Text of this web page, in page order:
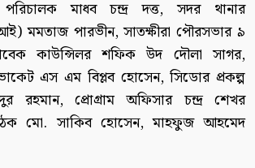
পরিচালক মাধব চন্দ্র দত্ত, সদর থানার
মমতাজ পারভীন, সাতক্ষীরা পৌরসভার ৯
কাউন্সিলর শফিক উদ দৌলা সাগর,
এস এম বিপ্লব হোসেন, সিডোর প্রকল্প
রহমান, প্রোগ্রাম অফিসার চন্দ্র শেখর
মো. সাকিব হোসেন, মাহফুজ আহমেদ